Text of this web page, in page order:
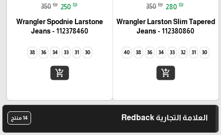
350 ₪ 280 ₪
Wrangler Larston Slim Tapered
Jeans - 112380860
30
31
32
33
34
36
38
40
add_shopping_cart
350 ₪ 250 ₪
Wrangler Spodnie Larstone
Jeans - 112378460
30
31
33
34
36
38
add_shopping_cart
العلامة التجارية Redback 14 منتج